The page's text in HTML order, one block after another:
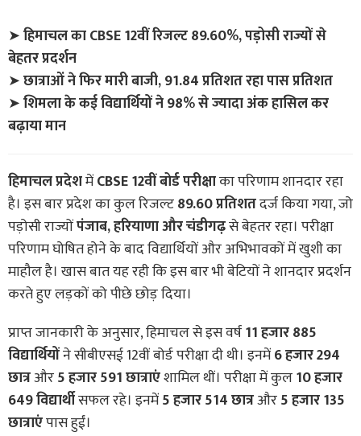
➤हिमाचल का CBSE 12वीं रिजल्ट 89.60%, पड़ोसी राज्यों से
बेहतर प्रदर्शन
➤छात्राओं ने फिर मारी बाजी, 91.84 प्रतिशत रहा पास प्रतिशत
➤शिमला के कई विद्यार्थियों ने 98% से ज्यादा अंक हासिल कर
बढ़ाया मान
हिमाचल प्रदेशमेंCBSE 12वीं बोर्ड परीक्षाका परिणाम शानदार रहा
है। इस बार प्रदेश का कुल रिजल्ट89.60 प्रतिशतदर्ज किया गया, जो
पड़ोसी राज्योंपंजाब, हरियाणा और चंडीगढ़से बेहतर रहा। परीक्षा
परिणाम घोषित होने के बाद विद्यार्थियों और अभिभावकों में खुशी का
माहौल है। खास बात यह रही कि इस बार भी बेटियों ने शानदार प्रदर्शन
करते हुए लड़कों को पीछे छोड़ दिया।
प्राप्त जानकारी के अनुसार, हिमाचल से इस वर्ष11 हजार 885
विद्यार्थियोंने सीबीएसई 12वीं बोर्ड परीक्षा दी थी। इनमें6 हजार 294
छात्रऔर5 हजार 591 छात्राएंशामिल थीं। परीक्षा में कुल10 हजार
649 विद्यार्थीसफल रहे। इनमें5 हजार 514 छात्रऔर5 हजार 135
छात्राएंपास हुईं।